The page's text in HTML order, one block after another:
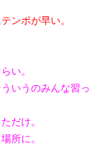
ンポが早い。
い。
うのみんな習っ
だけ。
所に。